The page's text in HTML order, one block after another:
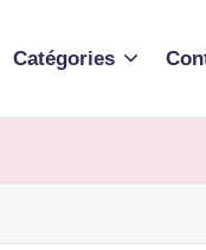
Catégories